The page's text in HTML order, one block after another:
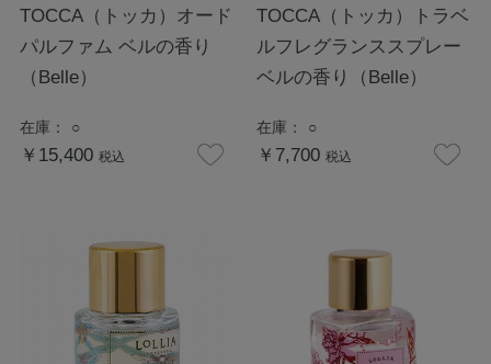
TOCCA（トッカ）オード
パルファム ベルの香り
（Belle）
在庫： ○
￥15,400 税込
TOCCA（トッカ）トラベ
ルフレグランススプレー
ベルの香り（Belle）
在庫： ○
￥7,700 税込